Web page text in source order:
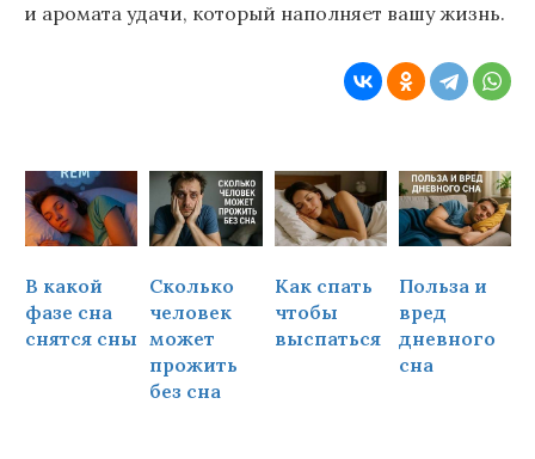
и аромата удачи, который наполняет вашу жизнь.
В какой
фазе сна
снятся сны
Сколько
человек
может
прожить
без сна
Как спать
чтобы
выспаться
Польза и
вред
дневного
сна